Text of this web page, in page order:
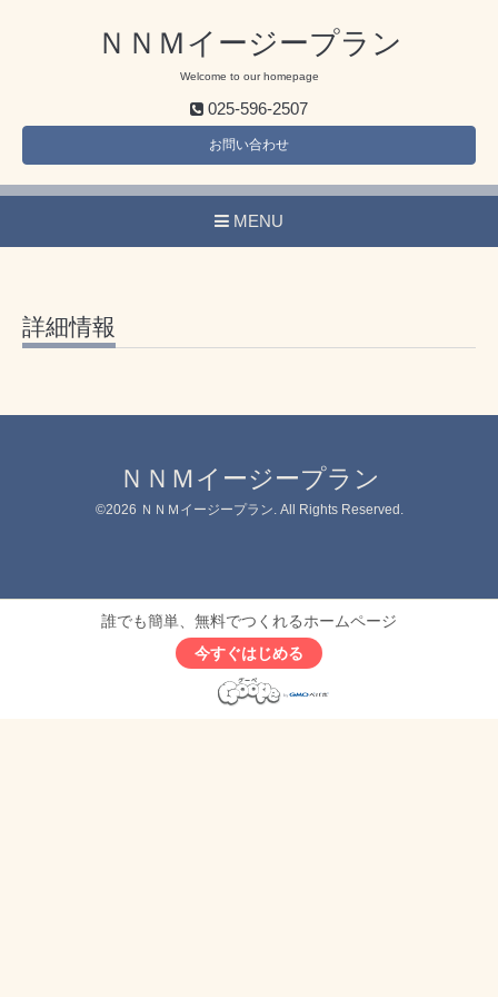
ＮＮＭイージープラン
Welcome to our homepage
025-596-2507
お問い合わせ
MENU
詳細情報
ＮＮＭイージープラン
©2026 ＮＮＭイージープラン . All Rights Reserved.
誰でも簡単、無料でつくれるホームページ
今すぐはじめる